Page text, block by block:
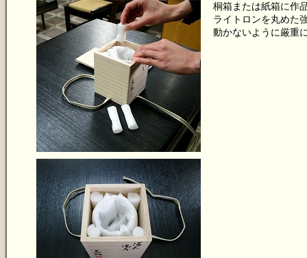
桐箱または紙箱に作
ライトロンを丸めた
動かないように厳重